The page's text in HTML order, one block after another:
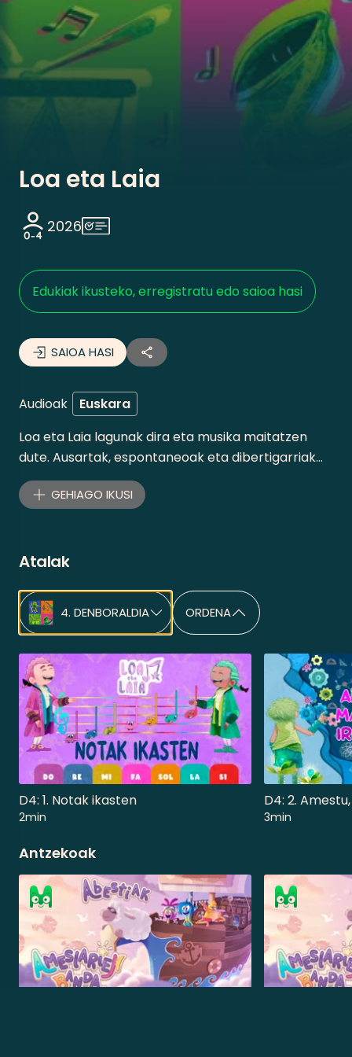
Loa eta Laia
2026
Edukiak ikusteko, erregistratu edo saioa hasi
SAIOA HASI
Audioak
Euskara
Loa eta Laia lagunak dira eta musika maitatzen
dute. Ausartak, espontaneoak eta dibertigarriak
dira. Azkarrak eta sortzaileak, erronka guztiak
pasioz, adorez, ilusioz eta elkarlanean eramaten
GEHIAGO IKUSI
Atalak
4. DENBORALDIA ORDENA
D4: 1. Notak ikasten
2min
D4: 2.
3min
Antzekoak
Loa eta Laia
KOPIATU ESTEKA